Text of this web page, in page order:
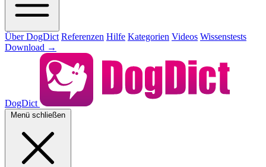
Über DogDict Referenzen Hilfe Kategorien Videos Wissenstests
Download →
DogDict
Menü schließen